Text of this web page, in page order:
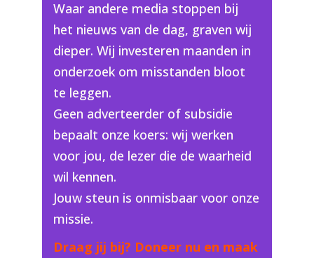
Waar andere media stoppen bij
het nieuws van de dag, graven wij
dieper. Wij investeren maanden in
onderzoek om misstanden bloot
te leggen.
Geen adverteerder of subsidie
bepaalt onze koers: wij werken
voor jou, de lezer die de waarheid
wil kennen.
Jouw steun is onmisbaar voor onze
missie.
Draag jij bij? Doneer nu en maak